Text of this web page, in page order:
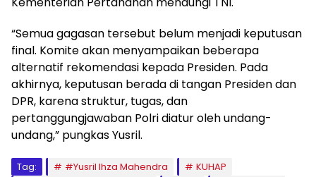
“Semua gagasan tersebut belum menjadi keputusan
final. Komite akan menyampaikan beberapa
alternatif rekomendasi kepada Presiden. Pada
akhirnya, keputusan berada di tangan Presiden dan
DPR, karena struktur, tugas, dan
pertanggungjawaban Polri diatur oleh undang-
undang,” pungkas Yusril.
Tag: #Yusril Ihza Mahendra
KUHAP